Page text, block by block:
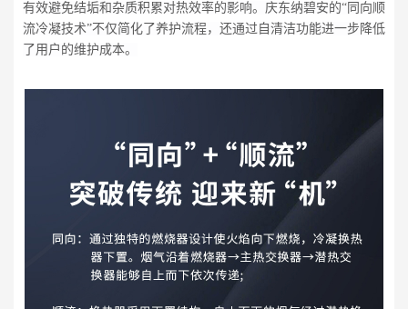
有效避免结垢和杂质积累对热效率的影响。庆东纳碧安的“同向顺
流冷凝技术”不仅简化了养护流程，还通过自清洁功能进一步降低
了用户的维护成本。